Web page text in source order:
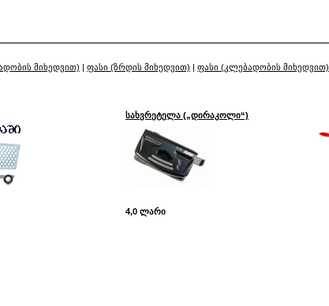
მიხედვით) | ფასი (ზრდის მიხედვით) | ფასი (კლებადობის მიხედვით)
სახვრეტელა („დირაკოლი“)
4,0 ლარი